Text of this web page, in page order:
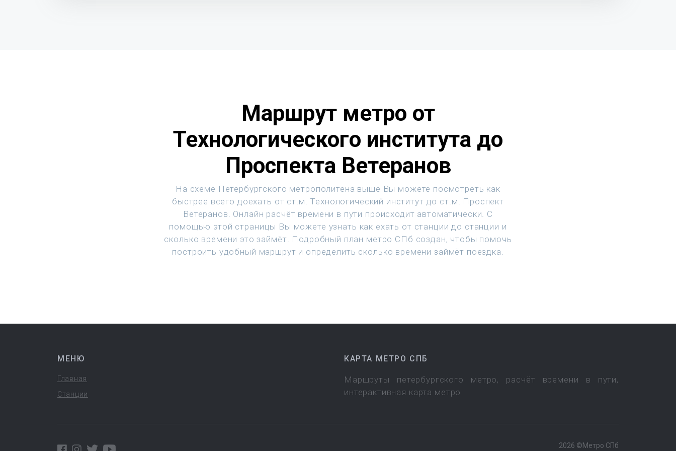
Маршрут метро от
Технологического института до
Проспекта Ветеранов
На схеме Петербургского метрополитена выше Вы можете посмотреть как
быстрее всего доехать от ст.м. Технологический институт до ст.м. Проспект
Ветеранов. Онлайн расчёт времени в пути происходит автоматически. С
помощью этой страницы Вы можете узнать как ехать от станции до станции и
сколько времени это займёт. Подробный план метро СПб создан, чтобы помочь
построить удобный маршрут и определить сколько времени займёт поездка.
МЕНЮ
Главная
Станции
КАРТА МЕТРО СПБ
Маршруты петербургского метро, расчёт времени в пути,
интерактивная карта метро
2026 ©Метро СПб